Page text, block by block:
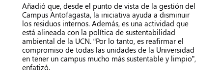
Añadió que, desde el punto de vista de la gestión del
Campus Antofagasta, la iniciativa ayuda a disminuir
los residuos internos. Además, es una actividad que
está alineada con la política de sustentabilidad
ambiental de la UCN. “Por lo tanto, es reafirmar el
compromiso de todas las unidades de la Universidad
en tener un campus mucho más sustentable y limpio”,
enfatizó.